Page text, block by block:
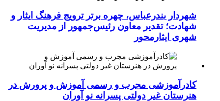
شهردار بندرعباس، چهره برتر ترویج فرهنگ ایثار و
شهادت؛ تقدیر معاون رئیس‌جمهور از مدیریت
شهری ایثارمحور
کادرآموزشی مجرب و رسمی آموزش و پرورش در
هنرستان غیر دولتی پسرانه نو آوران